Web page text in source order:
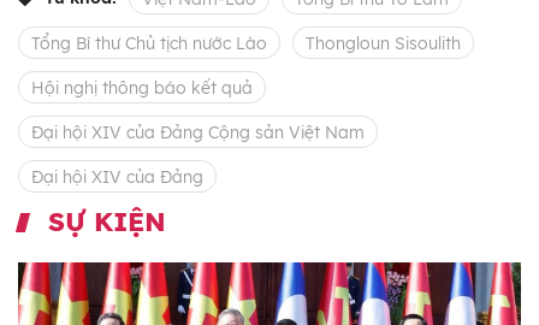
Tổng Bí thư Chủ tịch nước Lào Thongloun Sisoulith
Hội nghị thông báo kết quả
Đại hội XIV của Đảng Cộng sản Việt Nam
Đại hội XIV của Đảng
SỰ KIỆN